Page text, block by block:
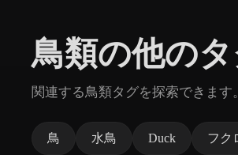
鳥類の他の
関連する鳥類タグを探索できます。
鳥 水鳥 Duck フク